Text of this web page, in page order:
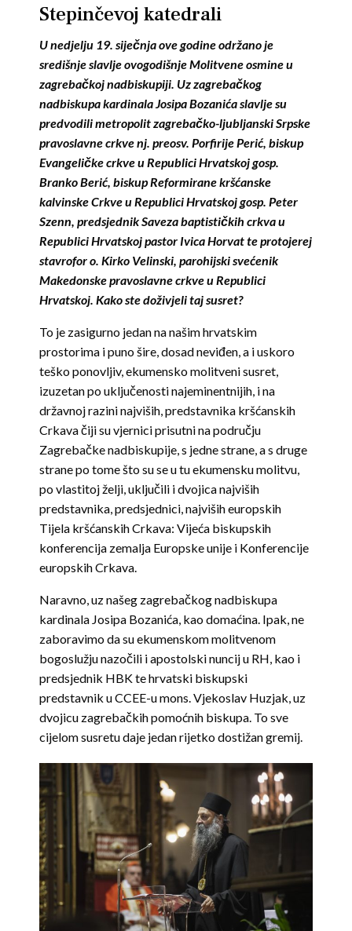
Stepinčevoj katedrali
U nedjelju 19. siječnja ove godine održano je
središnje slavlje ovogodišnje Molitvene osmine u
zagrebačkoj nadbiskupiji. Uz zagrebačkog
nadbiskupa kardinala Josipa Bozanića slavlje su
predvodili metropolit zagrebačko-ljubljanski Srpske
pravoslavne crkve nj. preosv. Porfirije Perić, biskup
Evangeličke crkve u Republici Hrvatskoj gosp.
Branko Berić, biskup Reformirane kršćanske
kalvinske Crkve u Republici Hrvatskoj gosp. Peter
Szenn, predsjednik Saveza baptističkih crkva u
Republici Hrvatskoj pastor Ivica Horvat te protojerej
stavrofor o. Kirko Velinski, parohijski svećenik
Makedonske pravoslavne crkve u Republici
Hrvatskoj. Kako ste doživjeli taj susret?
To je zasigurno jedan na našim hrvatskim
prostorima i puno šire, dosad neviđen, a i uskoro
teško ponovljiv, ekumensko molitveni susret,
izuzetan po uključenosti najeminentnijih, i na
državnoj razini najviših, predstavnika kršćanskih
Crkava čiji su vjernici prisutni na području
Zagrebačke nadbiskupije, s jedne strane, a s druge
strane po tome što su se u tu ekumensku molitvu,
po vlastitoj želji, uključili i dvojica najviših
predstavnika, predsjednici, najviših europskih
Tijela kršćanskih Crkava: Vijeća biskupskih
konferencija zemalja Europske unije i Konferencije
europskih Crkava.
Naravno, uz našeg zagrebačkog nadbiskupa
kardinala Josipa Bozanića, kao domaćina. Ipak, ne
zaboravimo da su ekumenskom molitvenom
bogoslužju nazočili i apostolski nuncij u RH, kao i
predsjednik HBK te hrvatski biskupski
predstavnik u CCEE-u mons. Vjekoslav Huzjak, uz
dvojicu zagrebačkih pomoćnih biskupa. To sve
cijelom susretu daje jedan rijetko dostižan gremij.